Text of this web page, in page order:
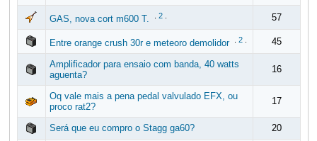
GAS, nova cort m600 T. 2. 57
Entre orange crush 30r e meteoro demolidor 2. 45
Amplificador para ensaio com banda, 40 watts
aguenta?
16
Oq vale mais a pena pedal valvulado EFX, ou
proco rat2?
17
Será que eu compro o Stagg ga60? 20